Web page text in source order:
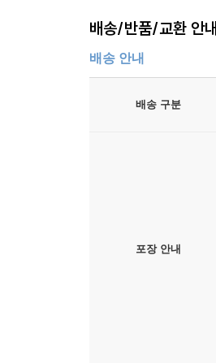
배송/반품/교환 안내
배송 안내
배송 구분
포장 안내